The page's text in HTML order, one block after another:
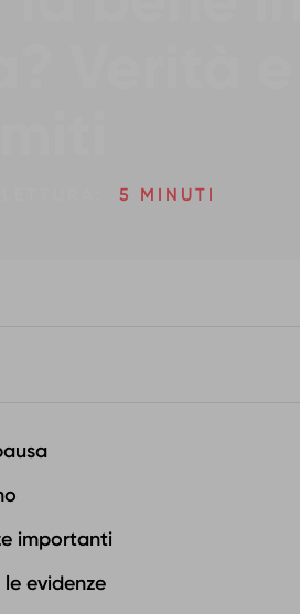
5 MINUTI
importanti
evidenze